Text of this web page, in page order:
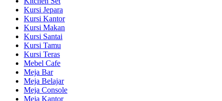
Kursi Jepara
Kursi Kantor
Kursi Makan
Kursi Santai
Kursi Tamu
Kursi Teras
Mebel Cafe
Meja Bar
Meja Belajar
Meja Console
Meja Kantor